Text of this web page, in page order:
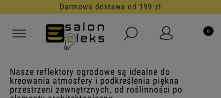
Darmowa dostawa od 199 zł
Nasze reflektory ogrodowe są idealne do
kreowania atmosfery i podkreślenia piękna
przestrzeni zewnętrznych, od roślinności po